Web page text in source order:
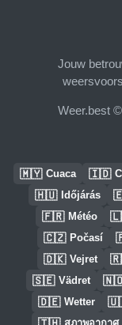
Jouw
Weer.best
🇲🇾 Cuaca 🇮🇩
🇭🇺 Időjárás
🇫🇷 Météo
🇨🇿 Počasí
🇩🇰 Vejret
🇸🇪 Vädret
🇩🇪 Wetter